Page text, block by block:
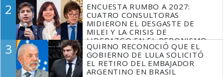
2
ENCUESTA RUMBO A 2027:
CUATRO CONSULTORAS
MIDIERON EL DESGASTE DE
MILEI Y LA CRISIS DE
LIDERAZGO EN EL PERONISMO
3
QUIRNO RECONOCIÓ QUE EL
GOBIERNO DE LULA SOLICITÓ
EL RETIRO DEL EMBAJADOR
ARGENTINO EN BRASIL